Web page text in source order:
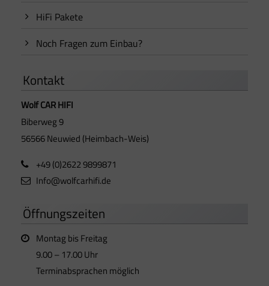
HiFi Pakete
Noch Fragen zum Einbau?
Kontakt
Wolf CAR HIFI
Biberweg 9
56566 Neuwied (Heimbach-Weis)
+49 (0)2622 9899871
Info@wolfcarhifi.de
Öffnungszeiten
Montag bis Freitag
9.00 – 17.00 Uhr
Terminabsprachen möglich